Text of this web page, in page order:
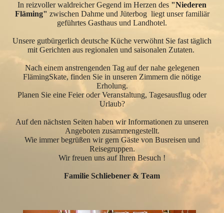
In reizvoller waldreicher Gegend im Herzen des "Niederen
Fläming" zwischen Dahme und Jüterbog liegt unser familiär
geführtes Gasthaus und Landhotel.
Unsere gutbürgerlich deutsche Küche verwöhnt Sie fast täglich
mit Gerichten aus regionalen und saisonalen Zutaten.
Nach einem anstrengenden Tag auf der nahe gelegenen
FlämingSkate, finden Sie in unseren Zimmern die nötige
Erholung.
Planen Sie eine Feier oder Veranstaltung, Tagesausflug oder
Urlaub?
Auf den nächsten Seiten haben wir Informationen zu unseren
Angeboten zusammengestellt.
Wie immer begrüßen wir gern Gäste von Busreisen und
Reisegruppen.
Wir freuen uns auf Ihren Besuch !
Familie Schliebener & Team